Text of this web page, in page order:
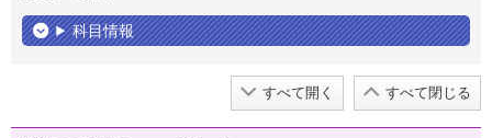
科目情報
すべて開く すべて閉じる